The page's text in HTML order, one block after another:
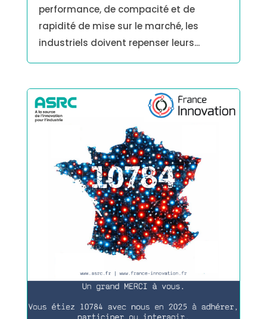
performance, de compacité et de
rapidité de mise sur le marché, les
industriels doivent repenser leurs...